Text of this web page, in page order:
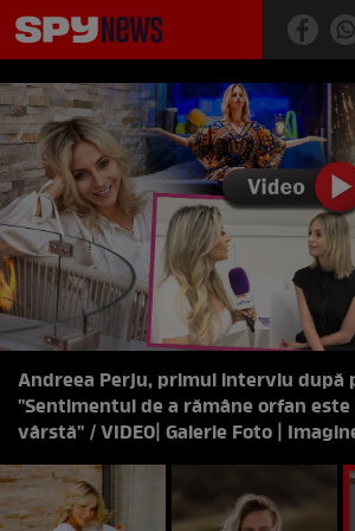
Andreea Perju, primul interviu după
"Sentimentul de a rămâne orfan
vârstă" / VIDEO| Galerie Foto |